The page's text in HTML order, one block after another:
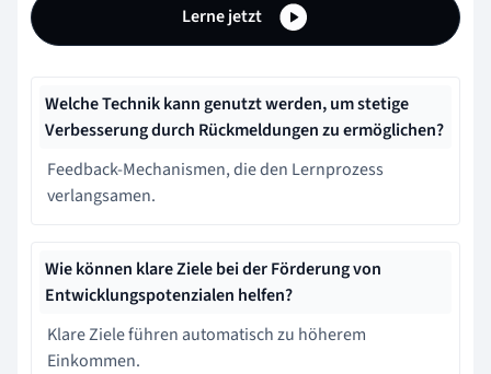
Lerne jetzt
Welche Technik kann genutzt werden, um stetige
Verbesserung durch Rückmeldungen zu ermöglichen?
Feedback-Mechanismen, die den Lernprozess
verlangsamen.
Wie können klare Ziele bei der Förderung von
Entwicklungspotenzialen helfen?
Klare Ziele führen automatisch zu höherem
Einkommen.